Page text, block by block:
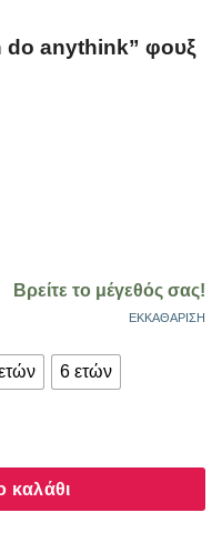
do anythink” φουξ
Βρείτε το μέγεθός σας!
6 ετών
ΕΚΚΑΘΆΡΙΣΗ
φουξ 12340045
καλάθι